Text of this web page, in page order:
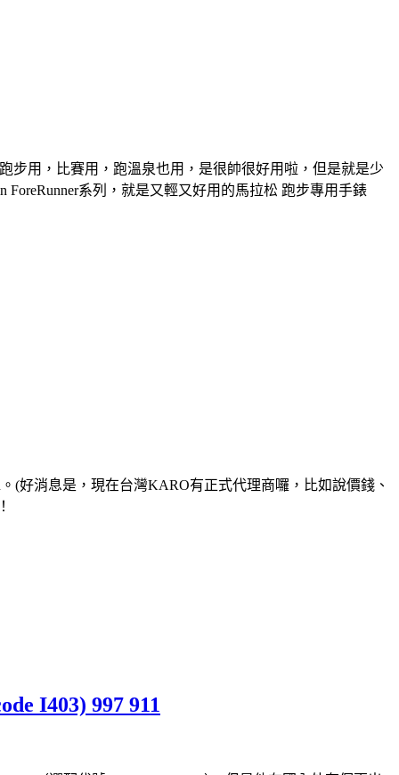
步用，比賽用，跑溫泉也用，是很帥很好用啦，但是就是少
系列，就是又輕又好用的馬拉松 跑步專用手錶
(好消息是，現在台灣KARO有正式代理商囉，比如說價錢、
I403) 997 911